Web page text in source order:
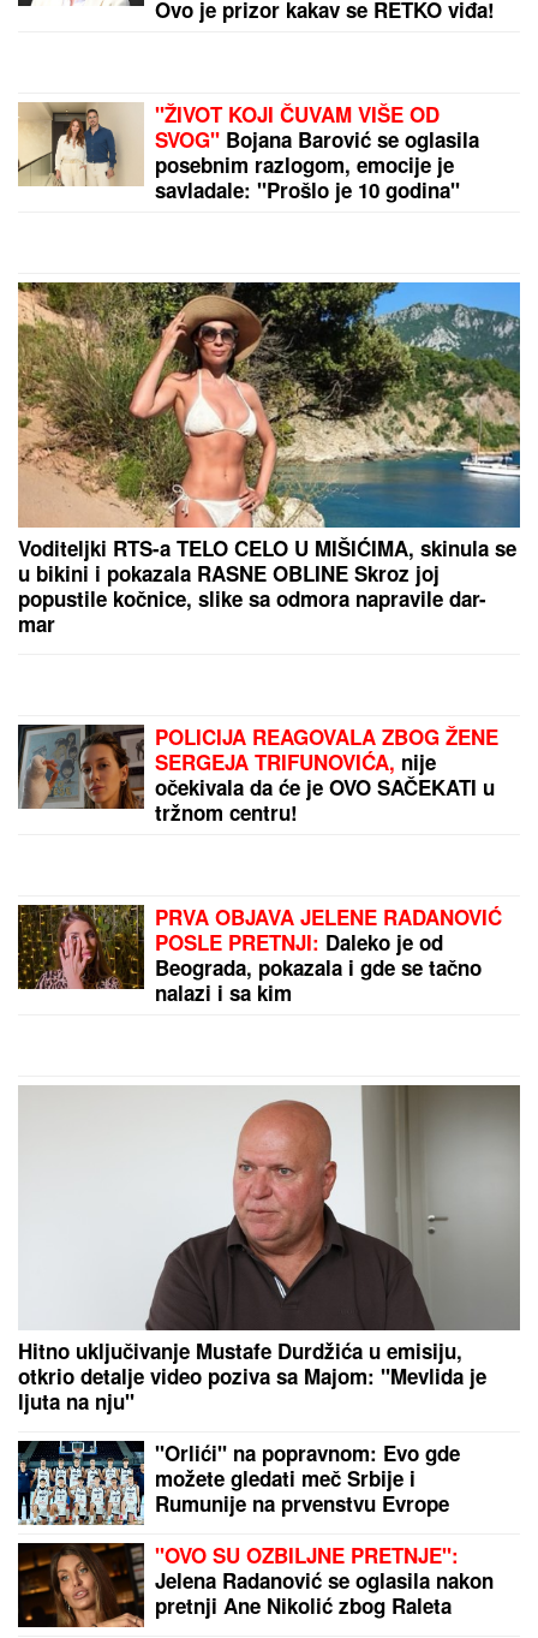
"DA TI UNIŠTIM I OVAJ BRAK, PA TE OTERAM U
DOM ZA MAJKE SA DECOM KOJE NEMAJU ZA
ŽIVOT" Ujeku pretnji ženi Slobe Radanovića, Ana
Nikolić se oglasila: "Ne govori ništa!"
TAMARA ĐURIĆ DAJE 560.000 EVRA KAO JEMSTVO
ZA BIVŠEG MUŽAŽeli da se brani sa slobode:
"Verujem da bi i on to uradio za mene", ovo su svi
detalji
Legendarni Boris Beker provodi leto
sa ZGODNIM SINOVIMA, porodična
fotografija ZAPALILA Instagram:
Ovo je prizor kakav se RETKO viđa!
"ŽIVOT KOJI ČUVAM VIŠE OD
SVOG"Bojana Barović se oglasila
posebnim razlogom, emocije je
savladale: "Prošlo je 10 godina"
Voditeljki RTS-a TELO CELO U MIŠIĆIMA, skinula se
u bikini i pokazala RASNE OBLINE Skroz joj
popustile kočnice, slike sa odmora napravile dar-
POLICIJA REAGOVALA ZBOG ŽENE
SERGEJA TRIFUNOVIĆA,nije
očekivala da će je OVO SAČEKATI u
tržnom centru!